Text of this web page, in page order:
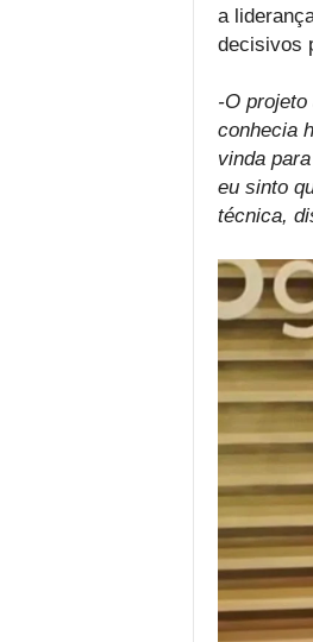
a
decisivos
-O
conhecia
vinda
eu sinto
técnica,